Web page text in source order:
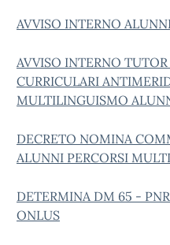
AVVISO INTERNO
AVVISO INTERNO
CURRICULARI
MULTILINGUISMO
DECRETO NOMINA
ALUNNI PERCORSI
DETERMINA DM 65 -
ONLUS